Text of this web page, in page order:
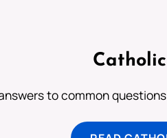
to common